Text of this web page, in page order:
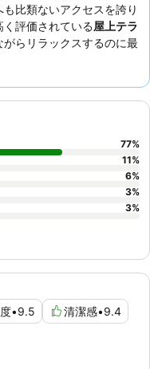
比類ないアクセスを誇り
く評価されている屋上テラ
らリラックスするのに最
肢が用意され、食事制限
•9.5 清潔感•9.4
77%
11%
6%
3%
3%